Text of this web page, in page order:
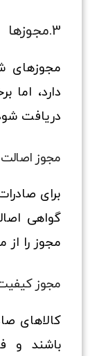
3.مجوزها
مجوزهای
دارد، اما
دریافت
مجوز اصالت
برای
گواهی
مجوز را
مجوز
کالاهای
باشند و